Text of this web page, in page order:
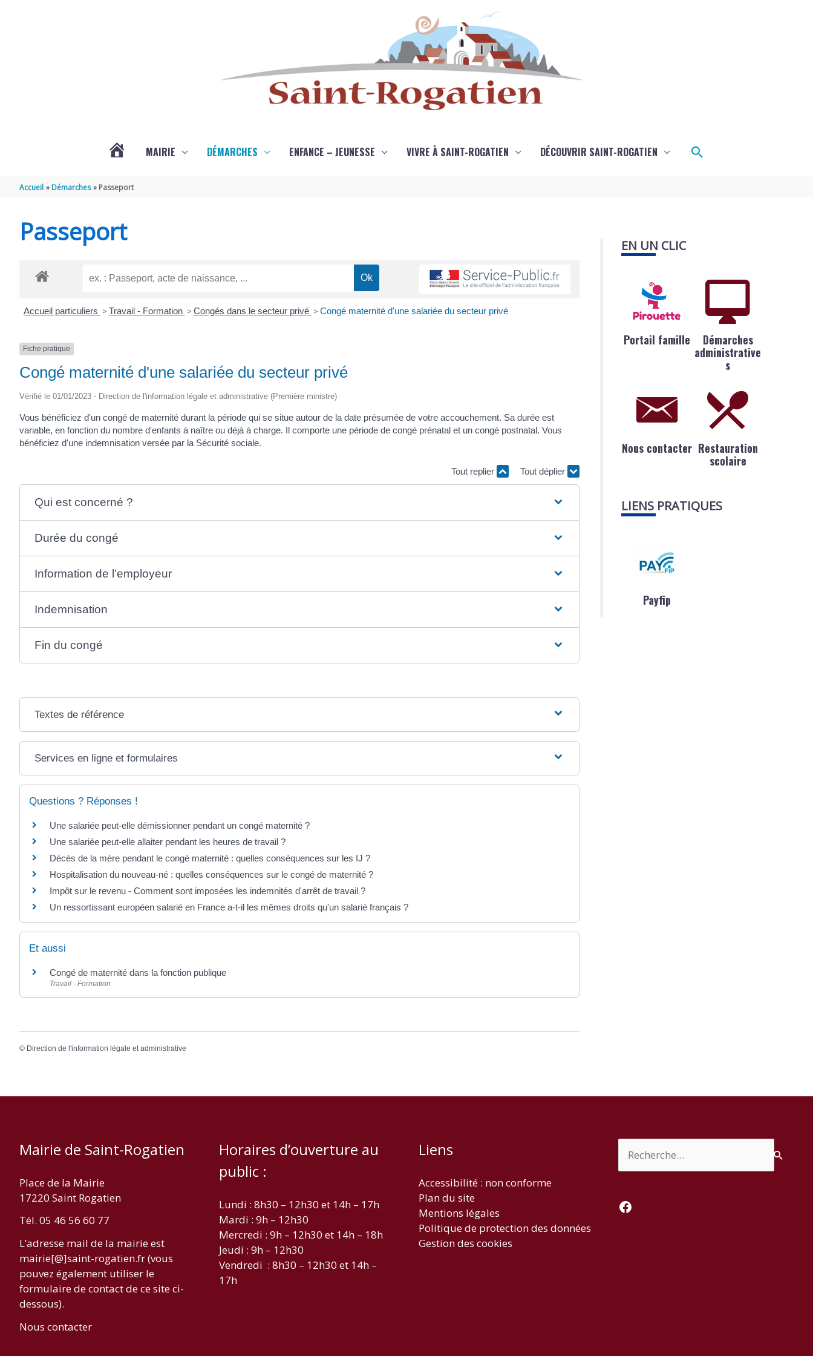
ROGATIEN
MAIRIE DÉMARCHES ENFANCE – JEUNESSE VIVRE À SAINT-ROGATIEN DÉCOUVRIR SAINT-ROGATIEN Rechercher
Accueil Démarches Passeport
Passeport
Accueil particuliers > Travail - Formation > Congés dans le secteur privé > Congé maternité d'une salariée du secteur privé
Fiche pratique
Congé maternité d'une salariée du secteur privé
Vérifié le 01/01/2023 - Direction de l'information légale et administrative (Première ministre)
Vous bénéficiez d'un congé de maternité durant la période qui se situe autour de la date présumée de votre accouchement. Sa durée est
variable, en fonction du nombre d'enfants à naître ou déjà à charge. Il comporte une période de congé prénatal et un congé postnatal. Vous
bénéficiez d'une indemnisation versée par la Sécurité sociale.
Tout replier Tout déplier
Qui est concerné ?
Durée du congé
Information de l'employeur
Indemnisation
Fin du congé
Textes de référence
Services en ligne et formulaires
Questions ? Réponses !
Une salariée peut-elle démissionner pendant un congé maternité ?
Une salariée peut-elle allaiter pendant les heures de travail ?
Décès de la mère pendant le congé maternité : quelles conséquences sur les IJ ?
Hospitalisation du nouveau-né : quelles conséquences sur le congé de maternité ?
Impôt sur le revenu - Comment sont imposées les indemnités d'arrêt de travail ?
Un ressortissant européen salarié en France a-t-il les mêmes droits qu'un salarié français ?
Et aussi
Congé de maternité dans la fonction publique
Travail - Formation
© Direction de l'information légale et administrative
EN UN CLIC
Portail famille
Démarches
administrative
s
Nous contacter Restauration
scolaire
LIENS PRATIQUES
Payfip
Mairie de Saint-Rogatien
Place de la Mairie
17220 Saint Rogatien
Tél. 05 46 56 60 77
L’adresse mail de la mairie est
mairie[@]saint-rogatien.fr (vous
pouvez également utiliser le
formulaire de contact de ce site ci-
dessous).
Nous contacter
Horaires d’ouverture au
public :
Lundi : 8h30 – 12h30 et 14h – 17h
Mardi : 9h – 12h30
Mercredi : 9h – 12h30 et 14h – 18h
Jeudi : 9h – 12h30
Vendredi : 8h30 – 12h30 et 14h –
17h
Liens
Accessibilité : non conforme
Plan du site
Mentions légales
Politique de protection des données
Gestion des cookies
Facebook